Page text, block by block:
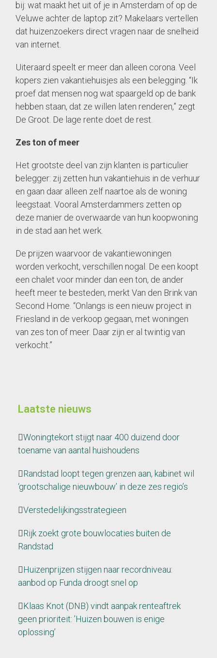
bij: wat maakt het uit of je in Amsterdam of op de
Veluwe achter de laptop zit? Makelaars vertellen
dat huizenzoekers direct vragen naar de snelheid
van internet.
Uiteraard speelt er meer dan alleen corona. Veel
kopers zien vakantiehuisjes als een belegging. “Ik
proef dat mensen nog wat spaargeld op de bank
hebben staan, dat ze willen laten renderen,” zegt
De Groot. De lage rente doet de rest.
Zes ton of meer
Het grootste deel van zijn klanten is particulier
belegger: zij zetten hun vakantiehuis in de verhuur
en gaan daar alleen zelf naartoe als de ­woning
leegstaat. Vooral Amsterdammers zetten op
deze manier de overwaarde van hun koopwoning
in de stad aan het werk.
De prijzen waarvoor de vakantiewoningen
worden verkocht, verschillen nogal. De een koopt
een chalet voor minder dan een ton, de ander
heeft meer te besteden, merkt Van den Brink van
Second Home. “Onlangs is een nieuw project in
Friesland in de verkoop gegaan, met woningen
van zes ton of meer. Daar zijn er al twintig van
verkocht.”
Laatste nieuws
Woningtekort stijgt naar 400 duizend door
toename van aantal huishoudens
Randstad loopt tegen grenzen aan, kabinet wil
‘grootschalige nieuwbouw’ in deze zes regio’s
Verstedelijkingsstrategieen
Rijk zoekt grote bouwlocaties buiten de
Randstad
Huizenprijzen stijgen naar recordniveau:
aanbod op Funda droogt snel op
Klaas Knot (DNB) vindt aanpak renteaftrek
geen prioriteit: ’Huizen bouwen is enige
oplossing’